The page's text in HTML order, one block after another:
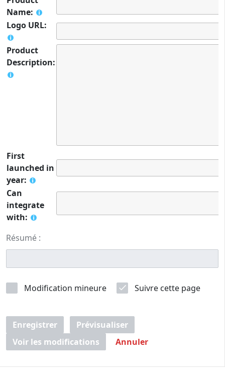
Name:
Logo URL:
Product
Description:
First
launched in
year:
Can
integrate
with:
Résumé :
Modification mineure Suivre cette page
Enregistrer
Prévisualiser
Voir les modifications
Annuler